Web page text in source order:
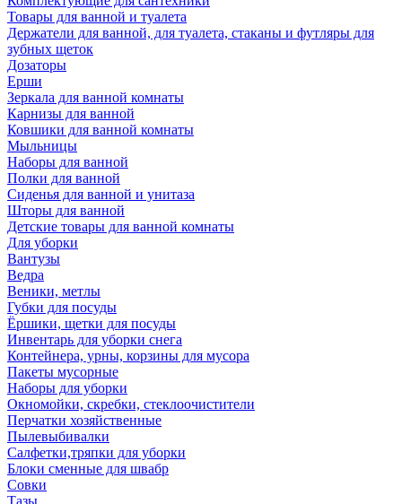
Товары для ванной и туалета
Держатели для ванной, для туалета, стаканы и футляры для
зубных щеток
Дозаторы
Ерши
Зеркала для ванной комнаты
Карнизы для ванной
Ковшики для ванной комнаты
Мыльницы
Наборы для ванной
Полки для ванной
Сиденья для ванной и унитаза
Шторы для ванной
Детские товары для ванной комнаты
Для уборки
Вантузы
Ведра
Веники, метлы
Губки для посуды
Ёршики, щетки для посуды
Инвентарь для уборки снега
Контейнера, урны, корзины для мусора
Пакеты мусорные
Наборы для уборки
Окномойки, скребки, стеклоочистители
Перчатки хозяйственные
Пылевыбивалки
Салфетки,тряпки для уборки
Блоки сменные для швабр
Совки
Тазы